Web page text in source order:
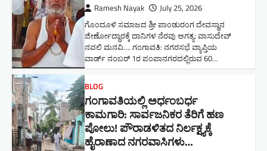
Ramesh Nayak July 25, 2026
ಗೊಂದೂಳಿ ಸಮಾಜದ ಶ್ರೀ ಪಾಂಡುರಂಗ ದೇವಸ್ಥಾನ
ಜೀರ್ಣೋದ್ಧಾರಕ್ಕೆ ದಾನಿಗಳ ನೆರವು ಅಗತ್ಯ: ವಾಸುದೇವ್
ನವಲಿ ಮನವಿ​…. ಗಂಗಾವತಿ: ​ನಗರಸಭೆ ವ್ಯಾಪ್ತಿಯ
ವಾರ್ಡ್ ನಂಬರ್ 1ರ ಪಂಪಾನಗರದಲ್ಲಿರುವ 60…
BLOG
ಗಂಗಾವತಿಯಲ್ಲಿ ಅರ್ಧಂಬರ್ಧ
ಕಾಮಗಾರಿ: ಸಾರ್ವಜನಿಕರ ತೆರಿಗೆ ಹಣ
ಪೋಲು! ಪೌರಾಡಳಿತದ ನಿರ್ಲಕ್ಷ್ಯಕ್ಕೆ
ಹೈರಾಣಾದ ನಗರವಾಸಿಗಳು​…